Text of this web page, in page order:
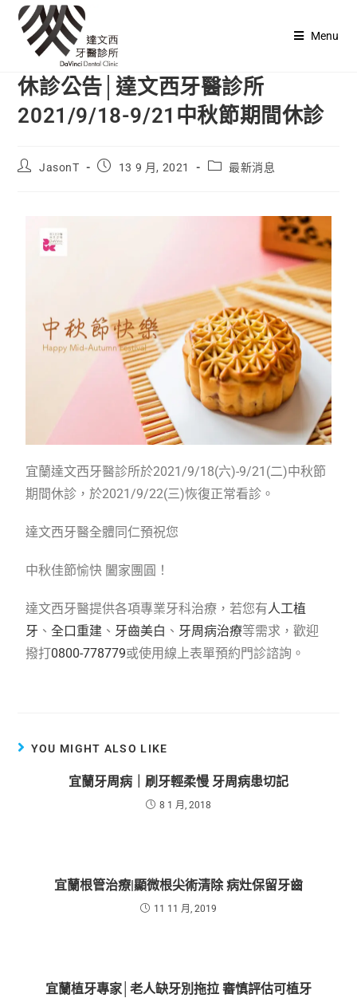
Menu
休診公告│達文西牙醫診所
2021/9/18-9/21中秋節期間休診
JasonT 13 9 月, 2021 最新消息
宜蘭達文西牙醫診所於2021/9/18(六)-9/21(二)中秋節
期間休診，於2021/9/22(三)恢復正常看診。
達文西牙醫全體同仁預祝您
中秋佳節愉快 闔家團圓！
達文西牙醫提供各項專業牙科治療，若您有人工植
牙 、全口重建 、 牙齒美白 、 牙周病治療等需求，歡迎
撥打0800-778779或使用線上表單預約門診諮詢。
YOU MIGHT ALSO LIKE
宜蘭牙周病｜刷牙輕柔慢 牙周病患切記
8 1 月, 2018
宜蘭根管治療|顯微根尖術清除 病灶保留牙齒
11 11 月, 2019
宜蘭植牙專家│老人缺牙別拖拉 審慎評估可植牙